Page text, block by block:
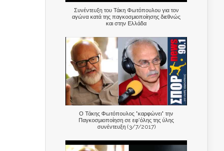
Συνέντευξη του Τάκη Φωτόπουλου για τον
αγώνα κατά της παγκοσμιοποίησης διεθνώς
και στην Ελλάδα
Ο Τάκης Φωτόπουλος "καρφώνει" την
Παγκοσμιοποίηση σε εφ'όλης της ύλης
συνέντευξη (3/7/2017)